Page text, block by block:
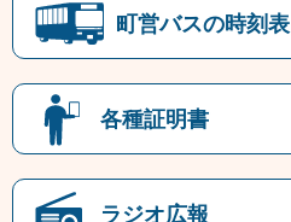
町営バスの時刻表
各種証明書
ラジオ広報